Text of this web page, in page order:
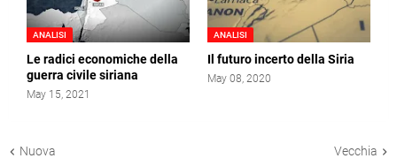
ANALISI
Le radici economiche della
guerra civile siriana
May 15, 2021
ANALISI
Il futuro incerto della Siria
May 08, 2020
Nuova Vecchia